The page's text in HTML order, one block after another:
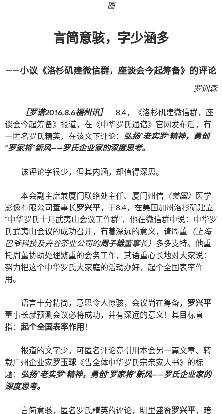
图
言简意骇，字少涵多
——小议《洛杉矶建微信群，座谈会今起筹备》的评论
罗训森
［罗谱2016.8.6福州讯］
8.4，《洛杉矶建微信群，座
谈会今起筹备》报道，在《中华罗氏通谱》官网发布后，有
一匿名罗氏精荚，在该文下评论：
弘扬“老实罗”精神，勇创
“罗家将”新风——罗氏企业家的深度思考。
该评论字很少，但其内涵，却值得深思。
本会副主席兼厦门联络处主任、厦门州信 （美国） 医学
影像有限公司董事长罗兴平，于8.4，在美国加州洛杉矶建立
“中华罗氏十月武夷山会议工作群”，他在微信群中说：中华罗
氏武夷山会议的成功召开，有着深远的意义，请周董 （上海
巴爷科技及卉谷茶业公司的周子雄董事长） 多多支持。他重
托周董协助处理繁重的会务工作，其语重心长地对大家说：
努力把这个中华罗氏大家庭的活动办好，起个全国表率作
用。
语言十分精简，意思令人惊骇，会议尚在筹备， 罗兴平
董事长就预测会议必将成功，并有深远的意义！其目标直
指： 起个全国表率作用 ！
报道的文字少，可匿名评论竟引用本会另一篇文章、转
载广州企业家罗玉球 《告全体中华罗氏宗亲家人书》的标
题：
弘扬“老实罗”精神，勇创“罗家将”新风——罗氏企业家的
深度思考。
言简意骇，匿名罗氏精英的评论，明里盛赞罗兴平，暗